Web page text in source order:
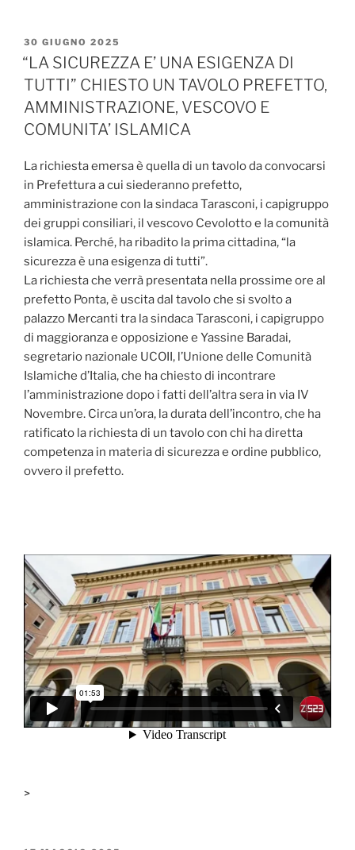
PUBBLICATO
IL
30 GIUGNO 2025
“LA SICUREZZA E’ UNA ESIGENZA DI
TUTTI” CHIESTO UN TAVOLO PREFETTO,
AMMINISTRAZIONE, VESCOVO E
COMUNITA’ ISLAMICA
La richiesta emersa è quella di un tavolo da convocarsi
in Prefettura a cui siederanno prefetto,
amministrazione con la sindaca Tarasconi, i capigruppo
dei gruppi consiliari, il vescovo Cevolotto e la comunità
islamica. Perché, ha ribadito la prima cittadina, “la
sicurezza è una esigenza di tutti”.
La richiesta che verrà presentata nella prossime ore al
prefetto Ponta, è uscita dal tavolo che si svolto a
palazzo Mercanti tra la sindaca Tarasconi, i capigruppo
di maggioranza e opposizione e Yassine Baradai,
segretario nazionale UCOII, l’Unione delle Comunità
Islamiche d’Italia, che ha chiesto di incontrare
l’amministrazione dopo i fatti dell’altra sera in via IV
Novembre. Circa un’ora, la durata dell’incontro, che ha
ratificato la richiesta di un tavolo con chi ha diretta
competenza in materia di sicurezza e ordine pubblico,
ovvero il prefetto.
>